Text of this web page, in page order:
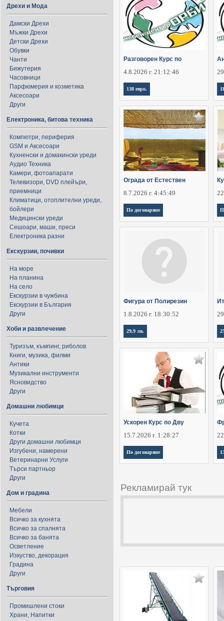
Дрехи и Мода
Дамски Дрехи
Мъжки Дрехи
Детски Дрехи
Обувки
Чанти
Бижутерия
Часовници
Парфюмерия и козметика
Аксесоари
Други
Електроника, битова техника
Компютри, периферия
GSM и Аксесоари
Кухненски и домакински уреди
Аудио Техника
Камери, фотоапарати
Телевизори, DVD плейъри,
приемници
Климатици, отоплителни уреди,
бойлери
Медицински уреди
Сешоари, маши, преси
Електроника разни
Екскурзии, почивки
На море
На планина
На село
Екскурзии в чужбина
Екскурзии в България
Други
Хоби и развлечение
Туризъм, къмпинг, риболов
Книги, музика, филми
Антики
Музикални инструменти
Ясновидство
Други
Домашни любимци
Кучета
Котки
Други домашни любимци
Изгубени, намерени
Ветеринарни Услуги
Търси партньор
Други
Дом и градина
Мебели
Всичко за кухнята
Всичко за спалнята
Всичко за банята
Осветление
Изкуство, декорация
Градина
Други
Търговия
Промишлени стоки
Храни, Напитки
Разговорен Курс по
4.8.2026 г. 21:12:46
138 евро.
Ограда от Естествен
8.7.2026 г. 4:45:49
По договаряне
Фигура от Полирезин
1.8.2026 г. 18:30:52
29,9 лв.
Ускорен Курс по Дву
15.7.2026 г. 1:28:27
По договаряне
Рекламирай тук